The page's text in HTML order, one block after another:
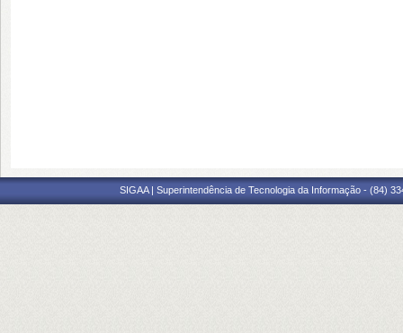
SIGAA | Superintendência de Tecnologia da Informação - (84)